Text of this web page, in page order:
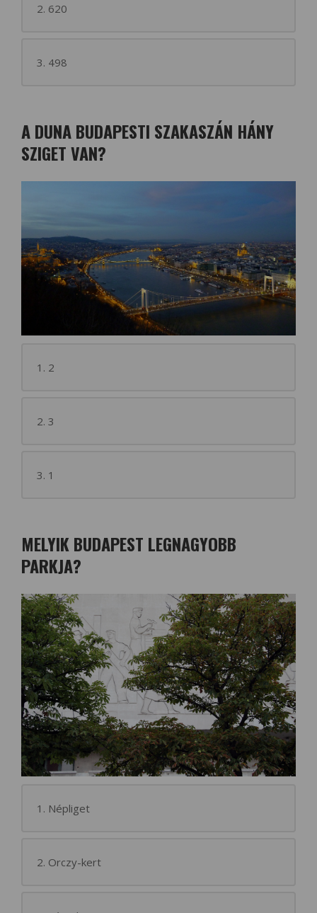
2. 620
3. 498
A DUNA BUDAPESTI SZAKASZÁN HÁNY
SZIGET VAN?
1. 2
2. 3
3. 1
MELYIK BUDAPEST LEGNAGYOBB
PARKJA?
1. Népliget
2. Orczy-kert